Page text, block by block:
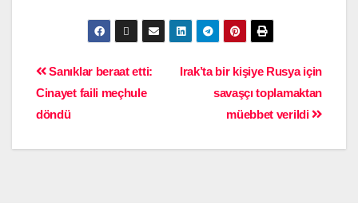
Irak’ta bir kişiye Rusya için
savaşçı toplamaktan
müebbet verildi
Sanıklar beraat etti:
Cinayet faili meçhule
döndü